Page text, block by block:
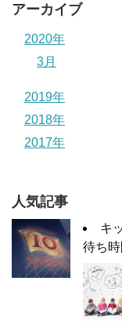
アーカイブ
2020年
3月
2019年
2018年
2017年
人気記事
キ
待ち